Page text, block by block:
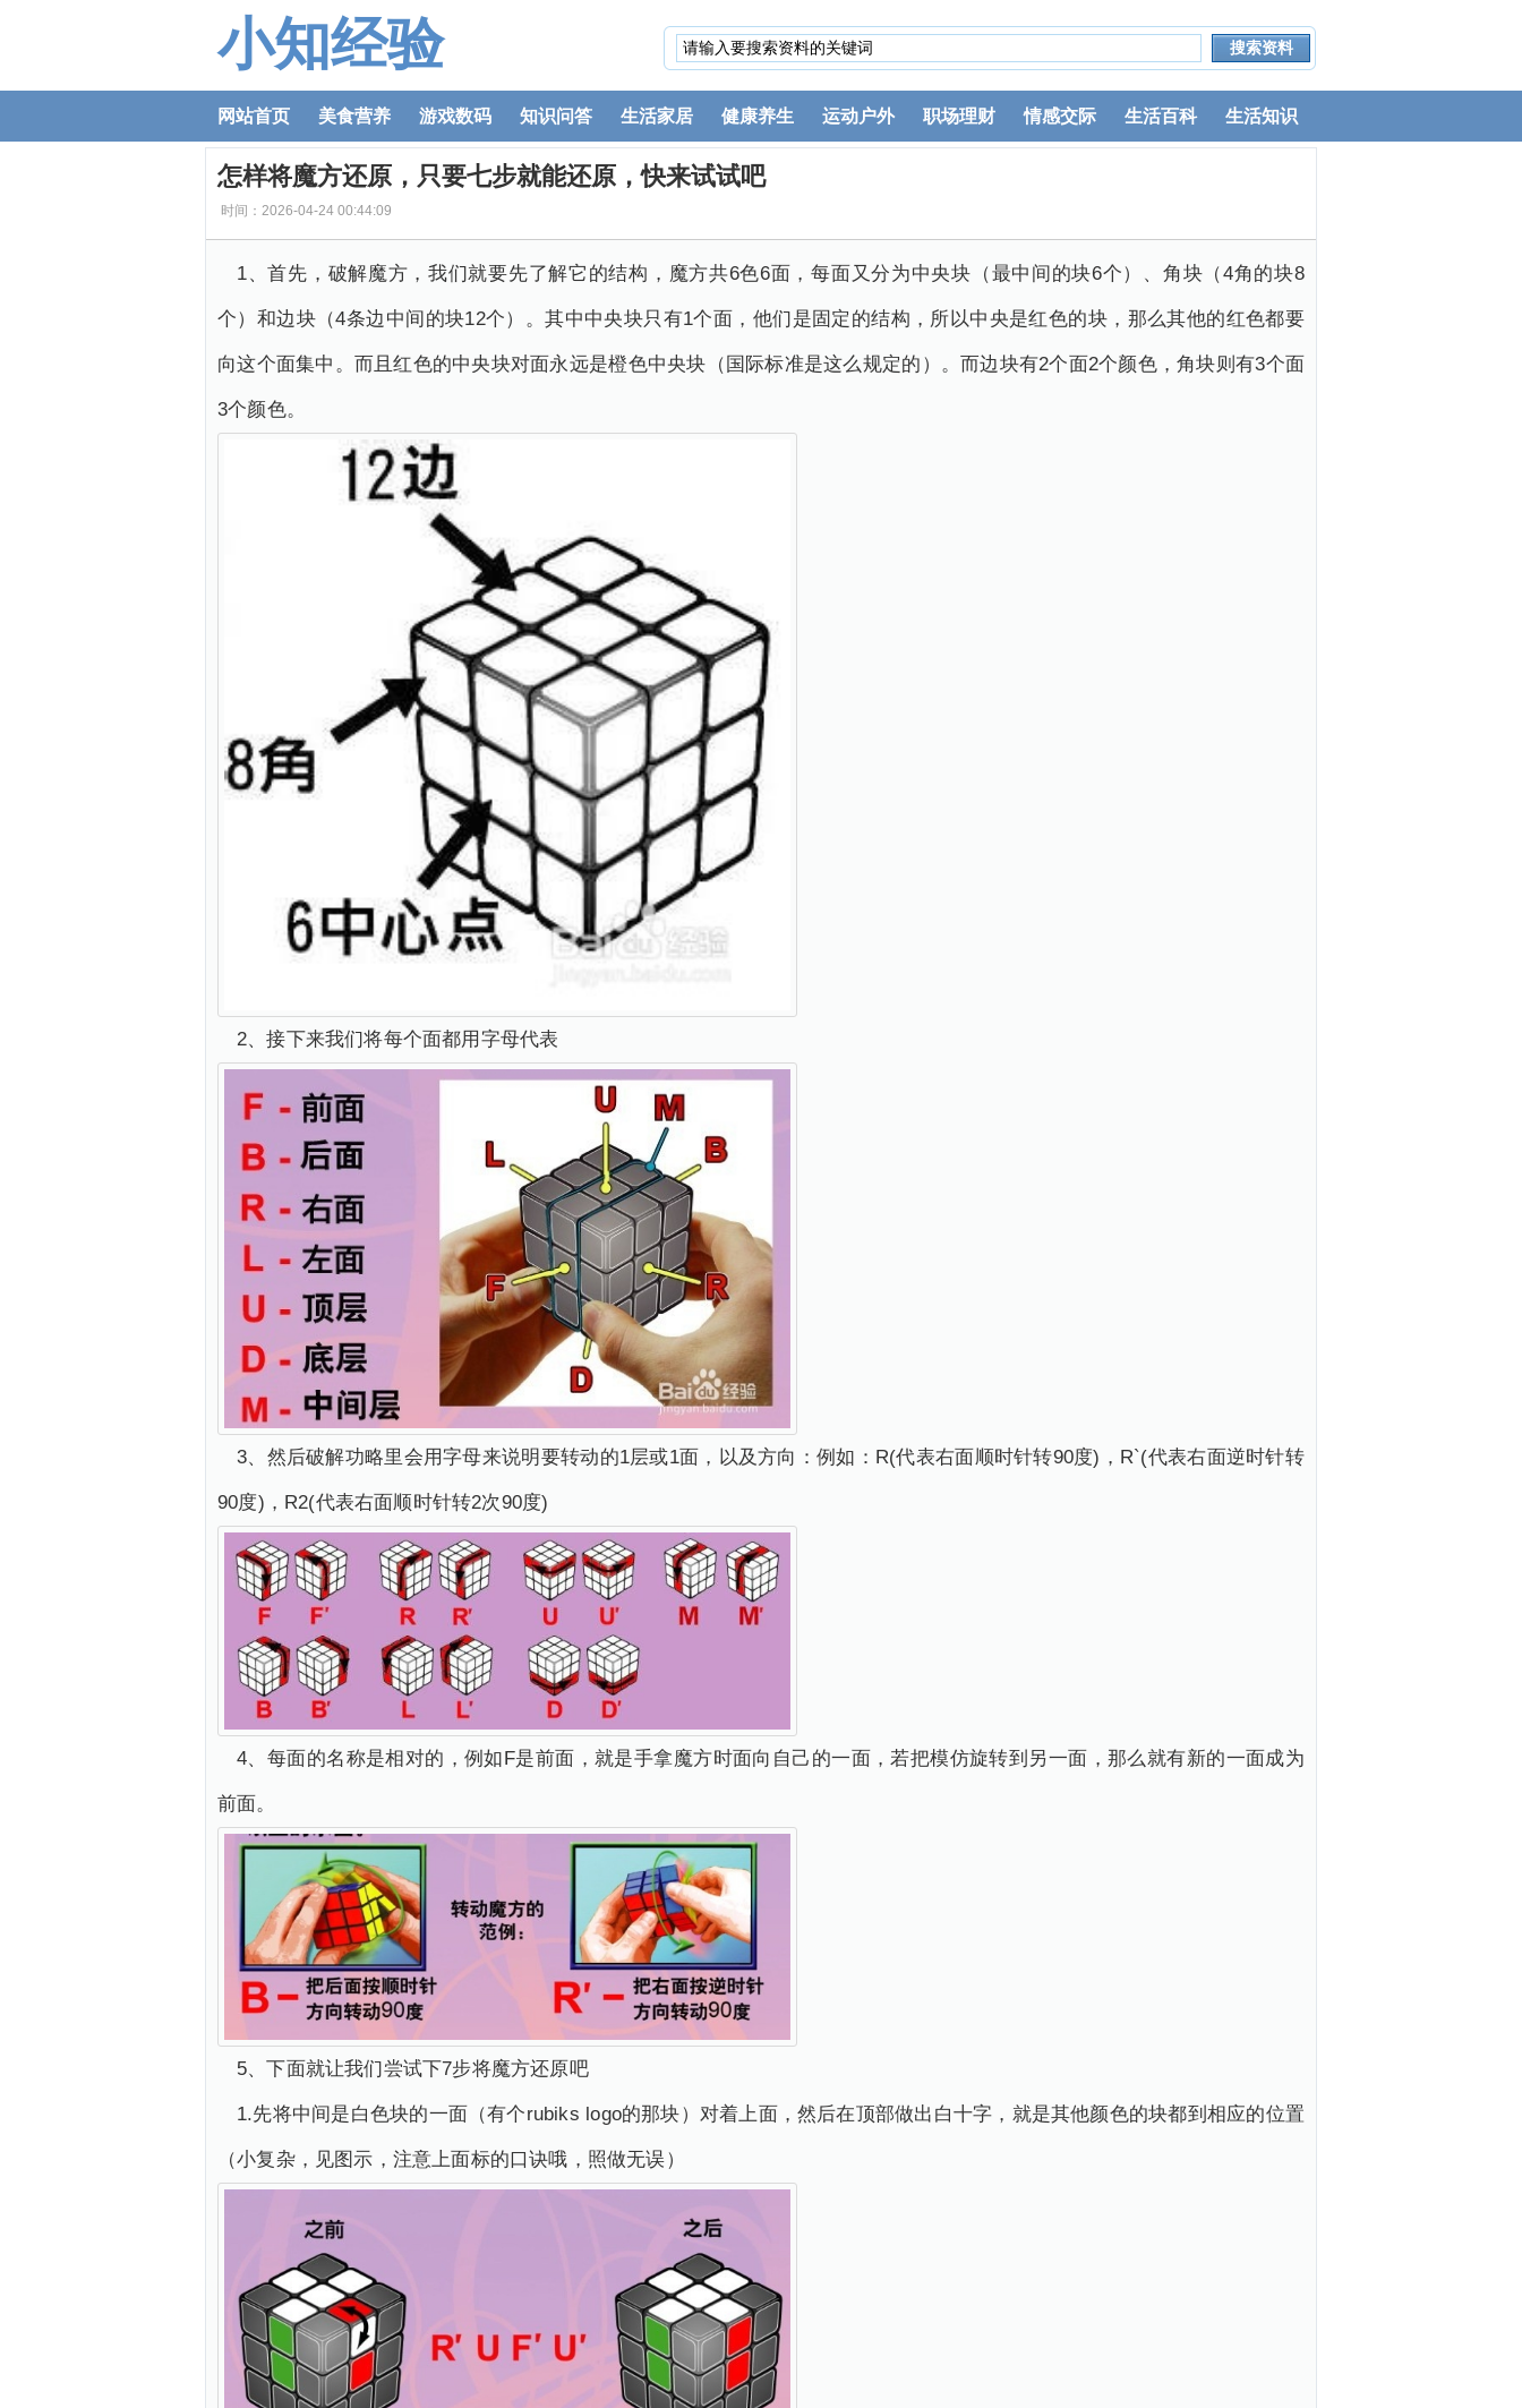
小知经验
网站首页 美食营养 游戏数码 知识问答 生活家居 健康养生 运动户外 职场理财 情感交际 生活百科 生活知识
怎样将魔方还原，只要七步就能还原，快来试试吧
时间：2026-04-24 00:44:09
1、首先，破解魔方，我们就要先了解它的结构，魔方共6色6面，每面又分为中央块（最中间的块6个）、角块（4角的块8
个）和边块（4条边中间的块12个）。其中中央块只有1个面，他们是固定的结构，所以中央是红色的块，那么其他的红色都要
向这个面集中。而且红色的中央块对面永远是橙色中央块（国际标准是这么规定的）。而边块有2个面2个颜色，角块则有3个面
3个颜色。
2、接下来我们将每个面都用字母代表
3、然后破解功略里会用字母来说明要转动的1层或1面，以及方向：例如：R(代表右面顺时针转90度)，R`(代表右面逆时针转
90度)，R2(代表右面顺时针转2次90度)
4、每面的名称是相对的，例如F是前面，就是手拿魔方时面向自己的一面，若把模仿旋转到另一面，那么就有新的一面成为
前面。
5、下面就让我们尝试下7步将魔方还原吧
1.先将中间是白色块的一面（有个rubiks logo的那块）对着上面，然后在顶部做出白十字，就是其他颜色的块都到相应的位置
（小复杂，见图示，注意上面标的口诀哦，照做无误）